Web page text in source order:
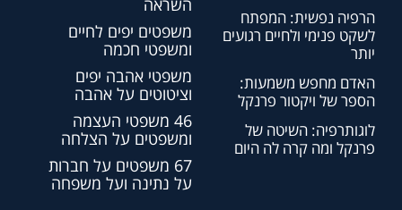
הרפיה נפשית: המפתח
לשקט פנימי ולחיים רגועים
יותר
האדם מחפש משמעות:
הספר של ויקטור פרנקל
לוגותרפיה: השיטה של
פרנקל ומה קרה לה היום
משפטים יפים לחיים
ומשפטי חכמה
משפטי אהבה יפים
וציטוטים על אהבה
46 משפטי העצמה
ומשפטים על הצלחה
67 משפטים על חברות
על נתינה ועל משפחה